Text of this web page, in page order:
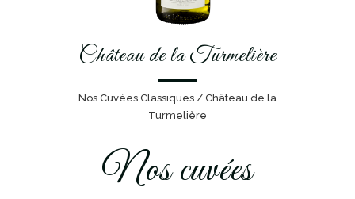
Château de la Turmelière
Nos Cuvées Classiques / Château de la
Turmelière
Nos cuvées